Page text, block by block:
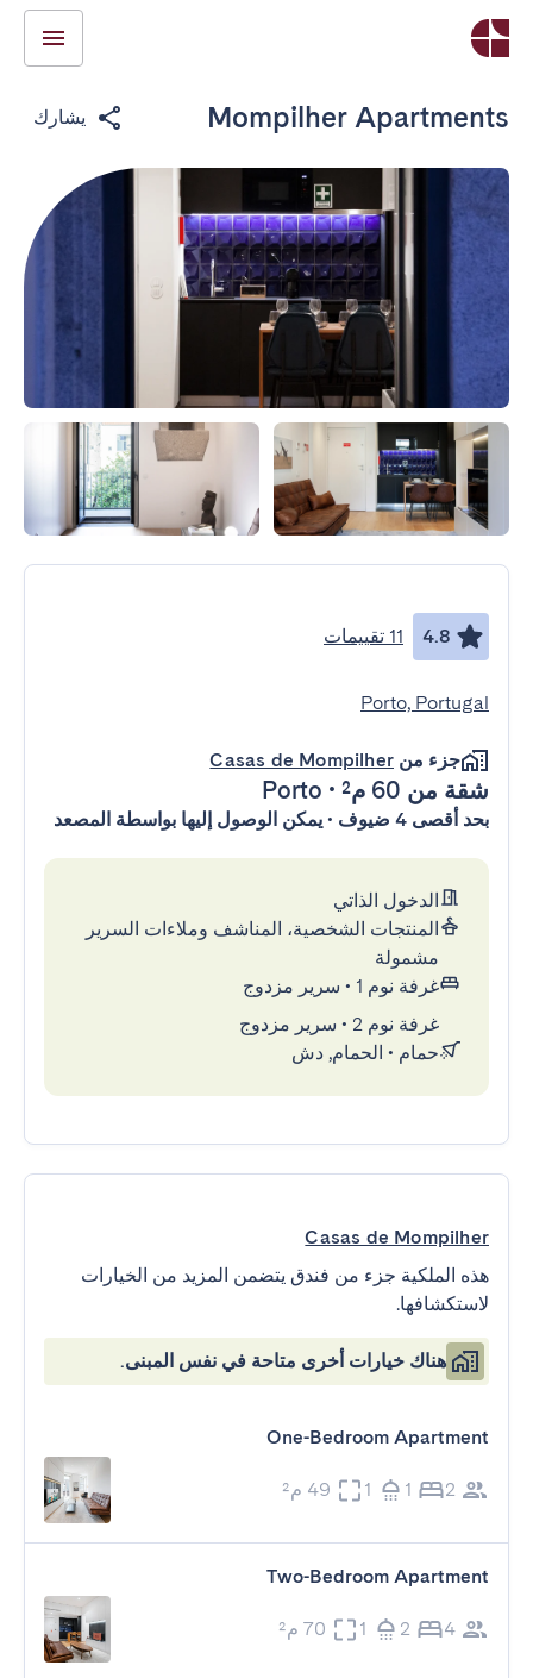
Mompilher Apartments يشارك
4.8 11 تقييمات
Porto, Portugal
جزء من Casas de Mompilher
شقة من 60 م² •
Porto
بحد أقصى 4 ضيوف • يمكن الوصول إليها بواسطة المصعد
الدخول الذاتي
المنتجات الشخصية، المناشف وملاءات السرير
مشمولة
غرفة نوم 1
• سرير مزدوج
غرفة نوم 2
• سرير مزدوج
حمام • الحمام, دش
Casas de Mompilher
هذه الملكية جزء من فندق يتضمن المزيد من الخيارات
لاستكشافها.
هناك خيارات أخرى متاحة في نفس المبنى.
One-Bedroom Apartment
2
1
1 49 م²
Two-Bedroom Apartment
4
2
1 70 م²